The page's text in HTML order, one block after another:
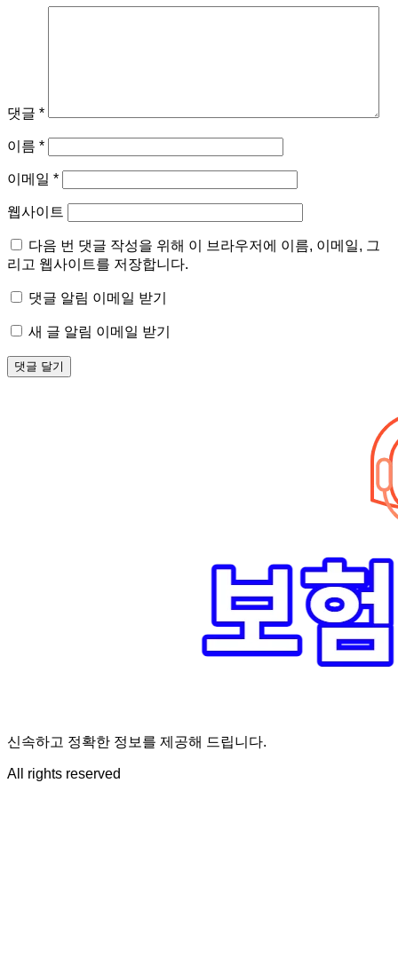
댓글 *
이름 *
이메일 *
웹사이트
다음 번 댓글 작성을 위해 이 브라우저에 이름, 이메일, 그
리고 웹사이트를 저장합니다.
댓글 알림 이메일 받기
새 글 알림 이메일 받기
신속하고 정확한 정보를 제공해 드립니다.
All rights reserved